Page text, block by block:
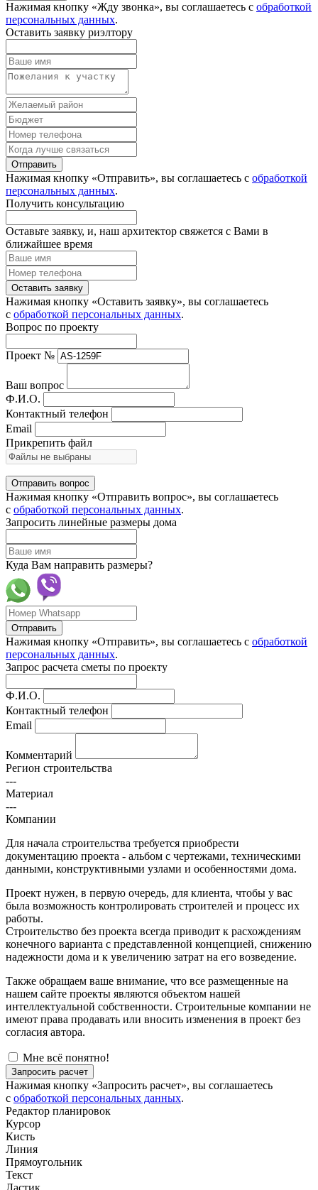
Нажимая кнопку «Жду звонка», вы соглашаетесь с обработкой
персональных данных.
Оставить заявку риэлтору
Отправить
Нажимая кнопку «Отправить», вы соглашаетесь с обработкой
персональных данных.
Получить консультацию
Оставьте заявку, и, наш архитектор свяжется с Вами в
ближайшее время
Оставить заявку
Нажимая кнопку «Оставить заявку», вы соглашаетесь
с обработкой персональных данных.
Вопрос по проекту
Проект №
Ваш вопрос
Ф.И.О.
Контактный телефон
Email
Прикрепить файл
Отправить вопрос
Нажимая кнопку «Отправить вопрос», вы соглашаетесь
с обработкой персональных данных.
Запросить линейные размеры дома
Куда Вам направить размеры?
Отправить
Нажимая кнопку «Отправить», вы соглашаетесь с обработкой
персональных данных.
Запрос расчета сметы по проекту
Ф.И.О.
Контактный телефон
Email
Комментарий
Регион строительства
---
Материал
---
Компании
Для начала строительства требуется приобрести
документацию проекта - альбом с чертежами, техническими
данными, конструктивными узлами и особенностями дома.
Проект нужен, в первую очередь, для клиента, чтобы у вас
была возможность контролировать строителей и процесс их
работы.
Строительство без проекта всегда приводит к расхождениям
конечного варианта с представленной концепцией, снижению
надежности дома и к увеличению затрат на его возведение.
Также обращаем ваше внимание, что все размещенные на
нашем сайте проекты являются объектом нашей
интеллектуальной собственности. Строительные компании не
имеют права продавать или вносить изменения в проект без
согласия автора.
Мне всё понятно!
Запросить расчет
Нажимая кнопку «Запросить расчет», вы соглашаетесь
с обработкой персональных данных.
Редактор планировок
Курсор
Кисть
Линия
Прямоугольник
Текст